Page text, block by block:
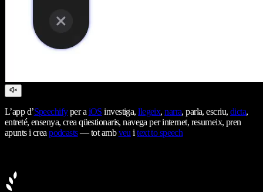
L’app d’Speechifyper aiOS investiga,llegeix,narra, parla, escriu, dicta,
entreté, ensenya, crea qüestionaris, navega per internet, resumeix, pren
apunts i creapodcasts— tot ambveuitext to speech